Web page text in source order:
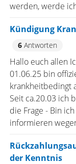
werden, werde
Kündigung
6Antworten
Hallo euch allen
01.06.25 bin
krankheitbedingt
Seit ca.20.03 ich
die Frage - Bin
informieren
der Kenntnis